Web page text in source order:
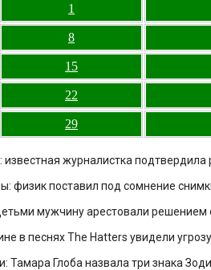
1
8
15
22
29
известная журналистка
физик поставил под сомнение
мужчину арестовали решением
в песнях The Hatters увидели
Тамара Глоба назвала три знака